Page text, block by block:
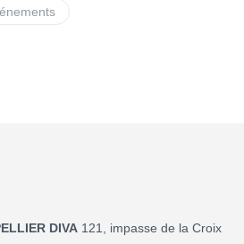
DIVA 121, impasse de la Croix